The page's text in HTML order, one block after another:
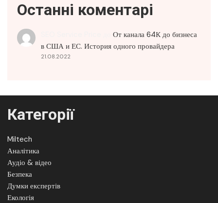
Останні коментарі
От канала 64К до бизнеса
в США и ЕС. История одного провайдера
21.08.2022
Категорії
Miltech
Аналітика
Аудіо & відео
Безпека
Думки експертів
Екологія